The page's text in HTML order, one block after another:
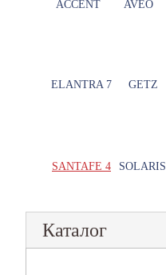
ACCENT AVEO
ELANTRA 7 GETZ
SANTAFE 4 SOLARIS
Каталог